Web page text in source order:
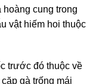
cung trong
vật hiếm hoi thuộc
trước đó thuộc về
gà trống mái